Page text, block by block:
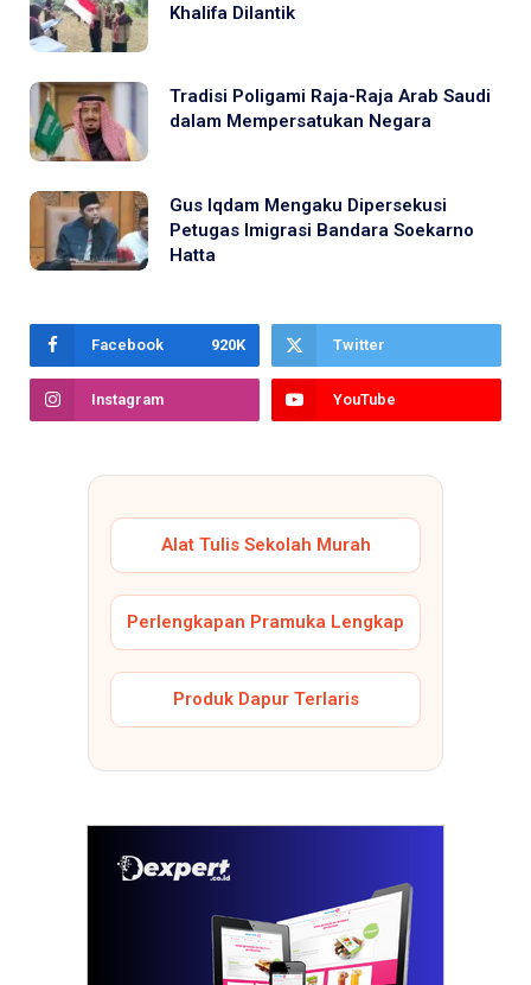
Khalifa Dilantik
Tradisi Poligami Raja-Raja Arab Saudi
dalam Mempersatukan Negara
Gus Iqdam Mengaku Dipersekusi
Petugas Imigrasi Bandara Soekarno
Hatta
Facebook 920K Twitter
Instagram YouTube
Alat Tulis Sekolah Murah
Perlengkapan Pramuka Lengkap
Produk Dapur Terlaris